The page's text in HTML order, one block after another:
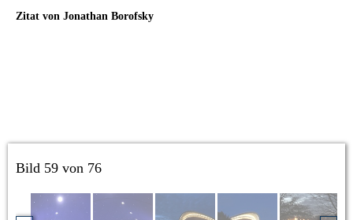
Zitat von Jonathan Borofsky
Bild 59 von 76